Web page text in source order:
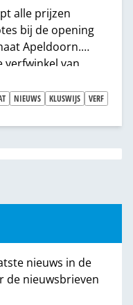
alle prijzen
bij de opening
Apeldoorn.
verfwinkel van
NIEUWS KLUSWIJS
VERF
nieuws in de
de nieuwsbrieven